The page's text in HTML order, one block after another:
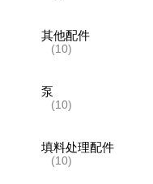
其他配件
(10)
泵
(10)
填料处理配件
(10)